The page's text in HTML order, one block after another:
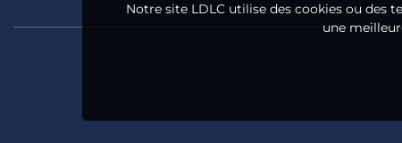
Notre site LDLC utilise des cookies ou des
une